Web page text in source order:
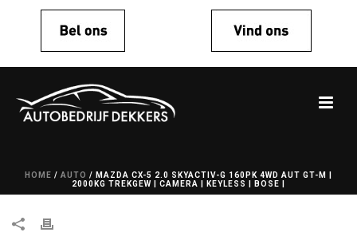
HOME / AUTO / MAZDA CX-5 2.0 SKYACTIV-G 160PK 4WD AUT GT-M |
2000KG TREKGEW | CAMERA | KEYLESS | BOSE |